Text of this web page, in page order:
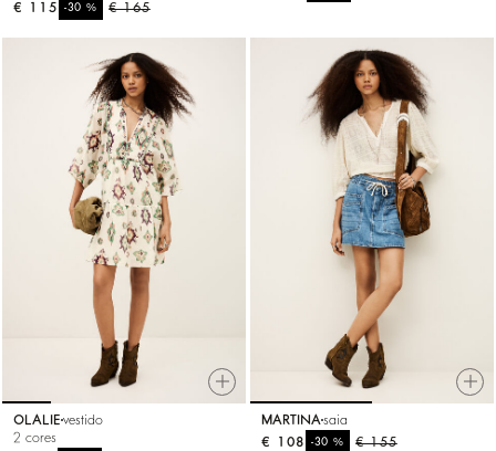
€ 165
-30%
€ 115
OLALIE vestido
2 cores
MARTINA saia
€ 155
-30%
€ 108